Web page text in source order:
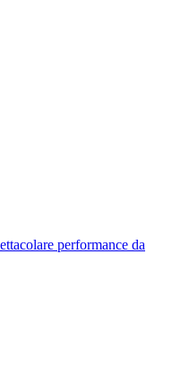
performance da